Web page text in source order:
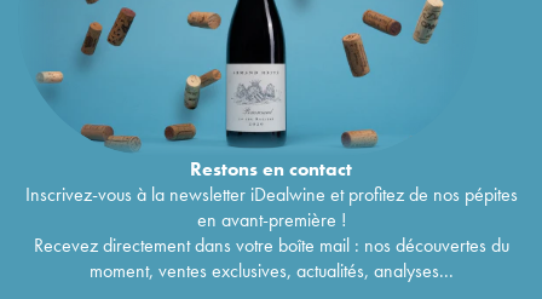
Restons encontact
Inscrivez-vous à la newsletter iDealwine et profitez de nos pépites
en avant-première !
Recevez directement dans votre boîte mail : nos découvertes du
moment, ventes exclusives, actualités, analyses...